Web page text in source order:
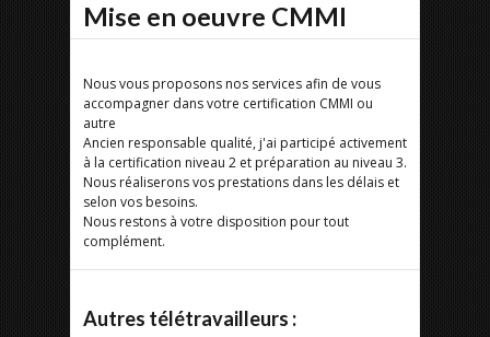
Mise en oeuvre CMMI
Nous vous proposons nos services afin de vous
accompagner dans votre certification CMMI ou
autre
Ancien responsable qualité, j'ai participé activement
à la certification niveau 2 et préparation au niveau 3.
Nous réaliserons vos prestations dans les délais et
selon vos besoins.
Nous restons à votre disposition pour tout
complément.
Autres télétravailleurs :